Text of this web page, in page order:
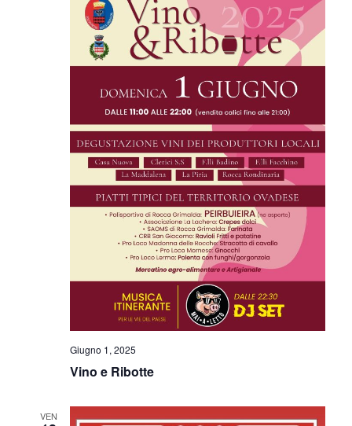
Giugno 1, 2025
Vino e Ribotte
VEN